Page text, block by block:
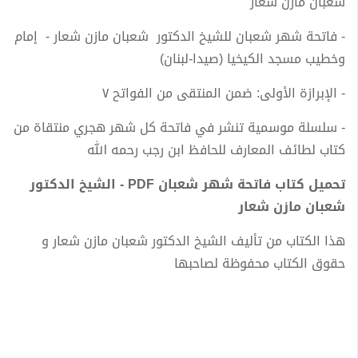
- فاتحة شهر شعبان للشيخ الدكتور شعبان مازن شعار - إمام
وخطيب مسجد الكيخيا (صيدا-لبنان)
- الإبرازة الأولى: ضمن المنتقى من الفواتح ٧
- سلسلة موسمية تنشر في فاتحة كل شهر هجري منتقاة من
كتاب لطائف المعارف للحافظ ابن رجب رحمه الله
تحميل كتاب فاتحة شهر شعبان PDF - الشيخ الدكتور
شعبان مازن شعار
هذا الكتاب من تأليف الشيخ الدكتور شعبان مازن شعار و
حقوق الكتاب محفوظة لصاحبها